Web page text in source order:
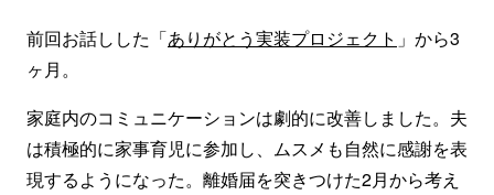
前回お話しした「ありがとう実装プロジェクト 」から3
ヶ月。
家庭内のコミュニケーションは劇的に改善しました。夫
は積極的に家事育児に参加し、ムスメも自然に感謝を表
現するようになった。離婚届を突きつけた2月から考え